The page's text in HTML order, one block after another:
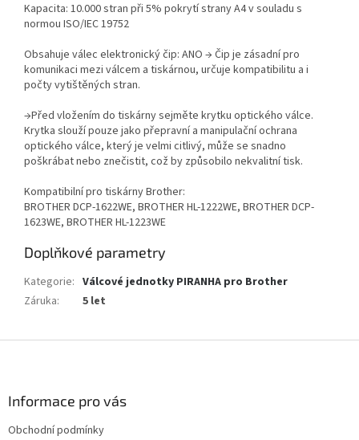
Kapacita: 10.000 stran při 5% pokrytí strany A4 v souladu s
normou ISO/IEC 19752
Obsahuje válec elektronický čip: ANO → Čip je zásadní pro
komunikaci mezi válcem a tiskárnou, určuje kompatibilitu a i
počty vytištěných stran.
→Před vložením do tiskárny sejměte krytku optického válce.
Krytka slouží pouze jako přepravní a manipulační ochrana
optického válce, který je velmi citlivý, může se snadno
poškrábat nebo znečistit, což by způsobilo nekvalitní tisk.
Kompatibilní pro tiskárny Brother:
BROTHER DCP-1622WE, BROTHER HL-1222WE, BROTHER DCP-
1623WE, BROTHER HL-1223WE
Doplňkové parametry
Kategorie: Válcové jednotky PIRANHA pro Brother
Záruka: 5 let
Informace pro vás
Obchodní podmínky